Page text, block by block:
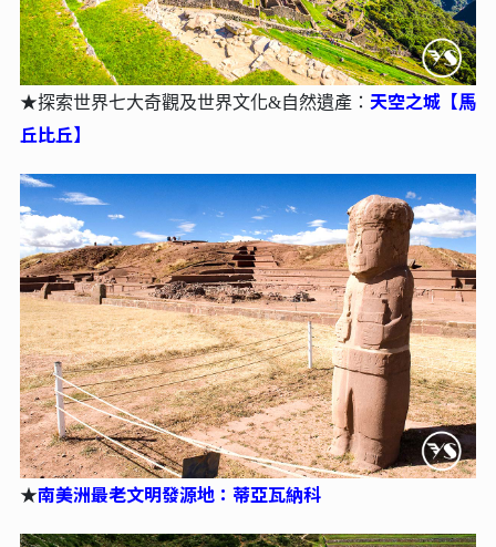
★探索世界七⼤奇觀及世界文化&⾃然遺產： 天空之城【⾺
丘比丘】
★南美洲最老文明發源地：蒂亞瓦納科